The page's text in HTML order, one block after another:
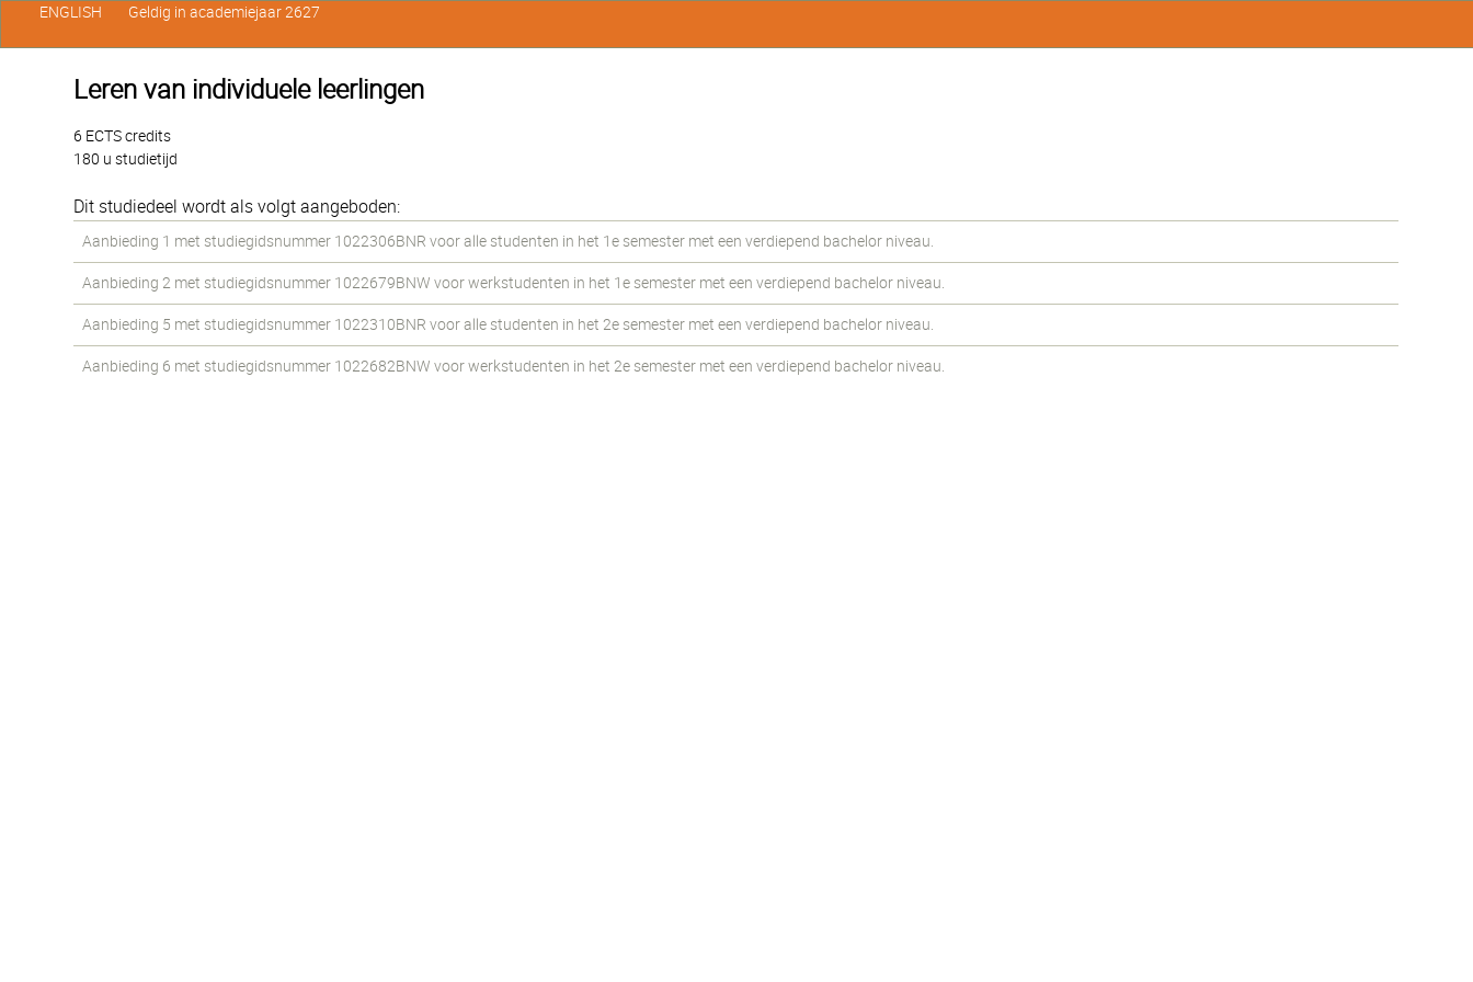
Leren van individuele leerlingen
6 ECTS credits
180 u studietijd
Dit studiedeel wordt als volgt aangeboden:
Aanbieding 1 met studiegidsnummer 1022306BNR voor alle studenten in het 1e semester met een verdiepend bachelor niveau.
Aanbieding 2 met studiegidsnummer 1022679BNW voor werkstudenten in het 1e semester met een verdiepend bachelor niveau.
Aanbieding 5 met studiegidsnummer 1022310BNR voor alle studenten in het 2e semester met een verdiepend bachelor niveau.
Aanbieding 6 met studiegidsnummer 1022682BNW voor werkstudenten in het 2e semester met een verdiepend bachelor niveau.
ENGLISH Geldig in academiejaar 2627